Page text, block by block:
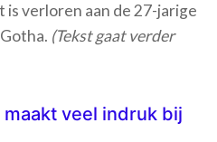
verloren aan de 27-jarige
(Tekst gaat verder
veel indruk bij